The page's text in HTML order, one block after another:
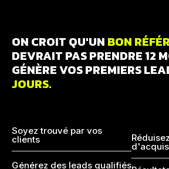
ON CROIT QU'UN BON
DEVRAIT PAS PRENDRE 12
GÉNÈRE VOS PREMIERS
JOURS.
Soyez trouvé par vos
clients
Générez des leads qualifiés